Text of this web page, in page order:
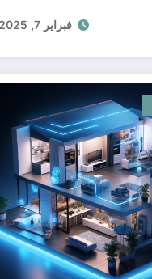
فبراير 7, 2025